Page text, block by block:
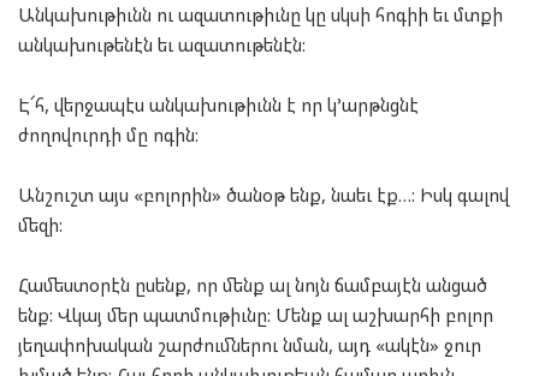
Անկախութիւնն ու ազատութիւնը կը սկսի հոգիի եւ մտքի
անկախութենէն եւ ազատութենէն:
Է՜հ, վերջապէս անկախութիւնն է որ կ’արթնցնէ
ժողովուրդի մը ոգին:
Անշուշտ այս «բոլորին» ծանօթ ենք, նաեւ էք…: Իսկ գալով
մեզի:
Համեստօրէն ըսենք, որ մենք ալ նոյն ճամբայէն անցած
ենք: Վկայ մեր պատմութիւնը: Մենք ալ աշխարհի բոլոր
յեղափոխական շարժումներու նման, այդ «ակէն» ջուր